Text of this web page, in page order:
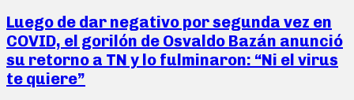
Luego de dar negativo por segunda vez en
COVID, el gorilón de Osvaldo Bazán anunció
su retorno a TN y lo fulminaron: “Ni el virus
te quiere”